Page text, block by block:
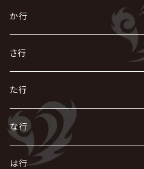
あ
R指定
AIOLIN
i.D.A
AKIHIDE
い
IKUO
exist†trace
生熊耕治
う
VIRGE / ヴァージュ
Waive
え
ACE OF SPADES
お
か行
か
怪人二十面奏
Kαin
き
KISAKI
キズ
く
Crack6
け
さ行
さ
ザアザア
The THIRTEEN
し
Zeke Deux
す
た行
た
DASEIN
ち
な行
な
は行